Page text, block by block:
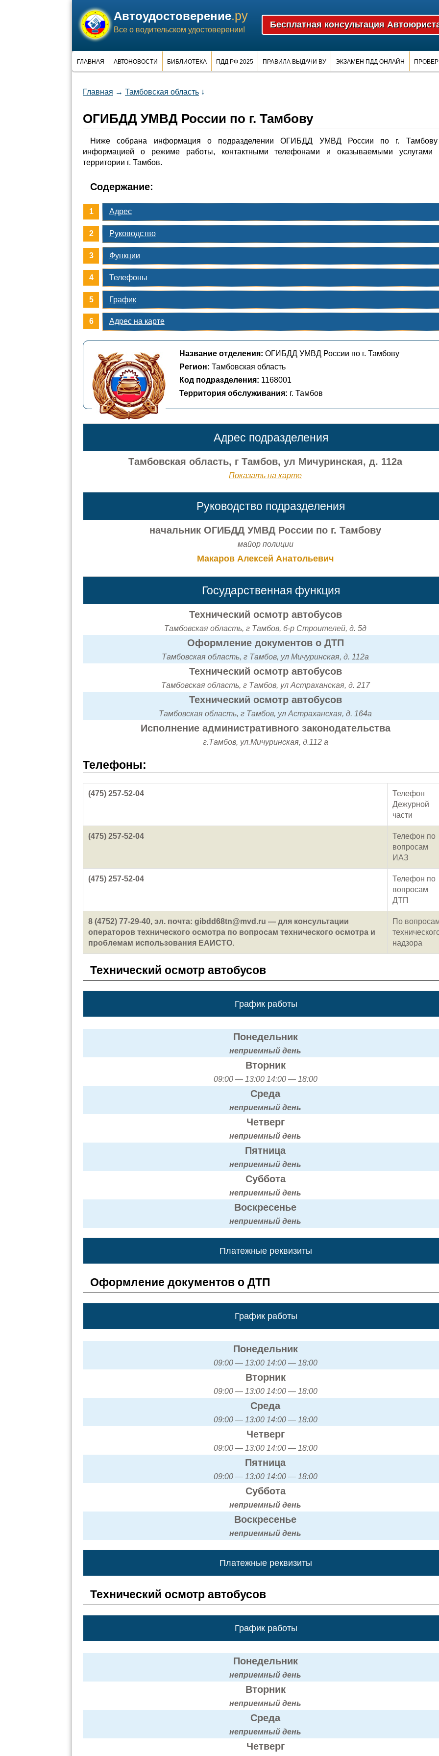
Автоудостоверение.ру
Все о водительском удостоверении!
ГЛАВНАЯ АВТОНОВОСТИ БИБЛИОТЕКА ПДД РФ 2025 ПРАВИЛА ВЫДАЧИ ВУ ЭКЗАМЕН ПДД ОНЛАЙН
Главная → Тамбовская область ↓
ОГИБДД УМВД России по г. Тамбову
Ниже собрана информация о подразделении ОГИБДД УМВД России по г.
информацией о режиме работы, контактными телефонами и оказываемыми услугами
территории г. Тамбов.
Содержание:
Адрес
Руководство
Функции
Телефоны
График
Адрес на карте
Название отделения: ОГИБДД УМВД России по г. Тамбову
Регион: Тамбовская область
Код подразделения: 1168001
Территория обслуживания: г. Тамбов
Адрес подразделения
Тамбовская область, г Тамбов, ул Мичуринская, д. 112а
Показать на карте
Руководство подразделения
начальник ОГИБДД УМВД России по г. Тамбову
майор полиции
Макаров Алексей Анатольевич
Государственная функция
Технический осмотр автобусов
Тамбовская область, г Тамбов, б-р Строителей, д. 5д
Оформление документов о ДТП
Тамбовская область, г Тамбов, ул Мичуринская, д. 112а
Технический осмотр автобусов
Тамбовская область, г Тамбов, ул Астраханская, д. 217
Технический осмотр автобусов
Тамбовская область, г Тамбов, ул Астраханская, д. 164а
Исполнение административного законодательства
г.Тамбов, ул.Мичуринская, д.112 а
Телефоны:
(475) 257-52-04
Телефон
Дежурной
части
(475) 257-52-04
Телефон по
вопросам
ИАЗ
(475) 257-52-04
Телефон по
вопросам
ДТП
8 (4752) 77-29-40, эл. почта: gibdd68tn@mvd.ru — для консультации
операторов технического осмотра по вопросам технического осмотра и
проблемам использования ЕАИСТО.
По
надзора
Технический осмотр автобусов
График работы
Понедельник
неприемный день
Вторник
09:00 — 13:00 14:00 — 18:00
Среда
неприемный день
Четверг
неприемный день
Пятница
неприемный день
Суббота
неприемный день
Воскресенье
неприемный день
Платежные реквизиты
Оформление документов о ДТП
График работы
Понедельник
09:00 — 13:00 14:00 — 18:00
Вторник
09:00 — 13:00 14:00 — 18:00
Среда
09:00 — 13:00 14:00 — 18:00
Четверг
09:00 — 13:00 14:00 — 18:00
Пятница
09:00 — 13:00 14:00 — 18:00
Суббота
неприемный день
Воскресенье
неприемный день
Платежные реквизиты
Технический осмотр автобусов
График работы
Понедельник
неприемный день
Вторник
неприемный день
Среда
неприемный день
Четверг